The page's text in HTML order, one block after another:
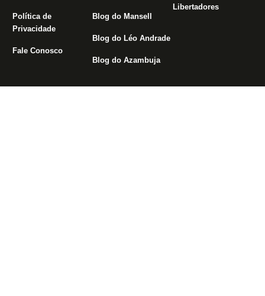
Política de
Privacidade
Fale Conosco
Blog do Mansell
Blog do Léo Andrade
Blog do Azambuja
Libertadores